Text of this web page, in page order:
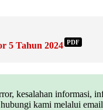
5 Tahun 2024 PDF
kesalahan informasi,
kami melalui email